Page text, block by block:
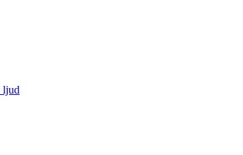
ljud